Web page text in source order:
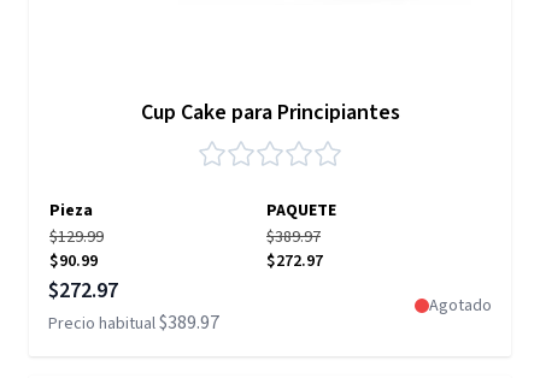
Cup Cake para Principiantes
Pieza
PAQUETE
$129.99
$90.99
$389.97
$272.97
Precio especial
$272.97
Precio habitual$389.97
Agotado